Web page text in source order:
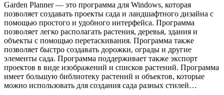
Garden Planner — это программа для Windows, которая
позволяет создавать проекты сада и ландшафтного дизайна с
помощью простого и удобного интерфейса. Программа
позволяет легко располагать растения, деревья, здания и
объекты с помощью перетаскивания. Программа также
позволяет быстро создавать дорожки, ограды и другие
элементы сада. Программа поддерживает также экспорт
проектов в виде изображений и списков растений. Программа
имеет большую библиотеку растений и объектов, которые
можно использовать для создания сада разных стилей…